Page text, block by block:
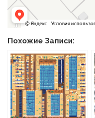
Похожие Записи: